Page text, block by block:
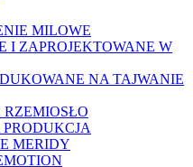
MILOWE
I ZAPROJEKTOWANE W
NA TAJWANIE
MERIDY